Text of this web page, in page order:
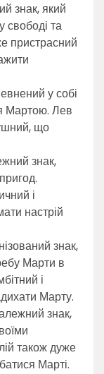
знак, який
свободі та
пристрасний
у собі
Мартою. Лев
що
знак,
і
настрій
знак,
Марти в
і
Марту.
знак,
також дуже
Марті.